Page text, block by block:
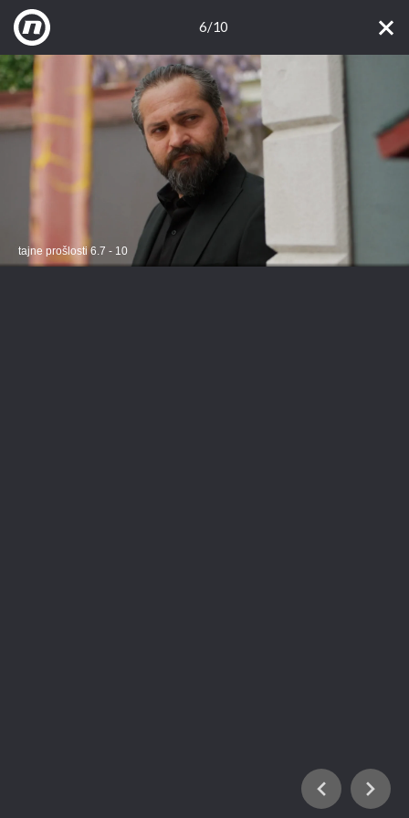
6/10
tajne prošlosti 6.7 - 10